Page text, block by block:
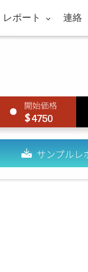
レポート 連絡
4750